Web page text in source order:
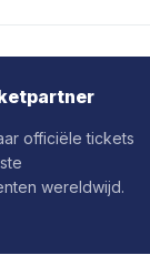
officiële tickets
wereldwijd.